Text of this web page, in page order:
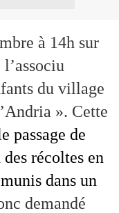
à 14h sur
du village
». Cette
passage de
récoltes en
dans un
demandé